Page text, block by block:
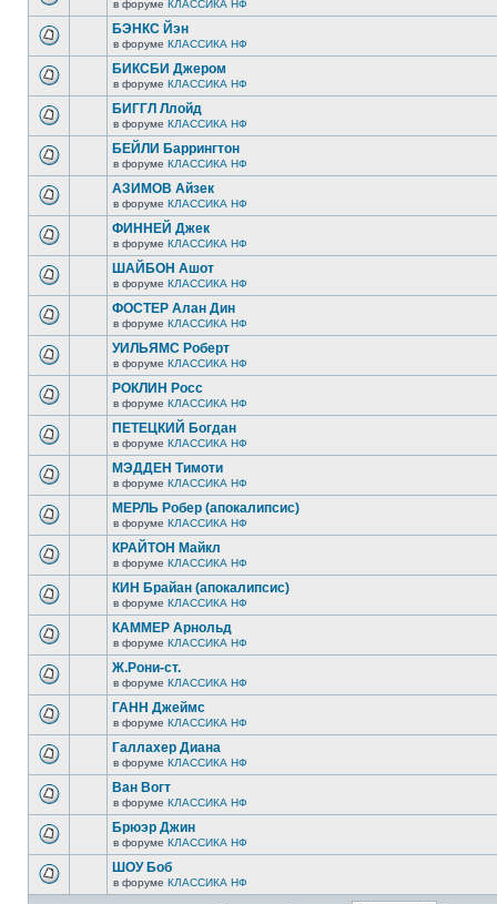
в форуме КЛАССИКА НФ
БЭНКС Йэн
в форуме КЛАССИКА НФ
БИКСБИ Джером
в форуме КЛАССИКА НФ
БИГГЛ Ллойд
в форуме КЛАССИКА НФ
БЕЙЛИ Баррингтон
в форуме КЛАССИКА НФ
АЗИМОВ Айзек
в форуме КЛАССИКА НФ
ФИННЕЙ Джек
в форуме КЛАССИКА НФ
ШАЙБОН Ашот
в форуме КЛАССИКА НФ
ФОСТЕР Алан Дин
в форуме КЛАССИКА НФ
УИЛЬЯМС Роберт
в форуме КЛАССИКА НФ
РОКЛИН Росс
в форуме КЛАССИКА НФ
ПЕТЕЦКИЙ Богдан
в форуме КЛАССИКА НФ
МЭДДЕН Тимоти
в форуме КЛАССИКА НФ
МЕРЛЬ Робер (апокалипсис)
в форуме КЛАССИКА НФ
КРАЙТОН Майкл
в форуме КЛАССИКА НФ
КИН Брайан (апокалипсис)
в форуме КЛАССИКА НФ
КАММЕР Арнольд
в форуме КЛАССИКА НФ
Ж.Рони-ст.
в форуме КЛАССИКА НФ
ГАНН Джеймс
в форуме КЛАССИКА НФ
Галлахер Диана
в форуме КЛАССИКА НФ
Ван Вогт
в форуме КЛАССИКА НФ
Брюэр Джин
в форуме КЛАССИКА НФ
ШОУ Боб
в форуме КЛАССИКА НФ